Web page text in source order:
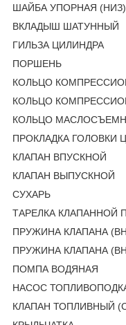
ШАЙБА УПОРНАЯ (НИЗ)
ВКЛАДЫШ ШАТУННЫЙ
ГИЛЬЗА ЦИЛИНДРА
ПОРШЕНЬ
КОЛЬЦО
КОЛЬЦО
КОЛЬЦО
ПРОКЛАДКА ГОЛОВКИ
КЛАПАН ВПУСКНОЙ
КЛАПАН ВЫПУСКНОЙ
СУХАРЬ
ТАРЕЛКА КЛАПАННОЙ
ПРУЖИНА КЛАПАНА
ПРУЖИНА КЛАПАНА
ПОМПА ВОДЯНАЯ
НАСОС
КЛАПАН ТОПЛИВНЫЙ